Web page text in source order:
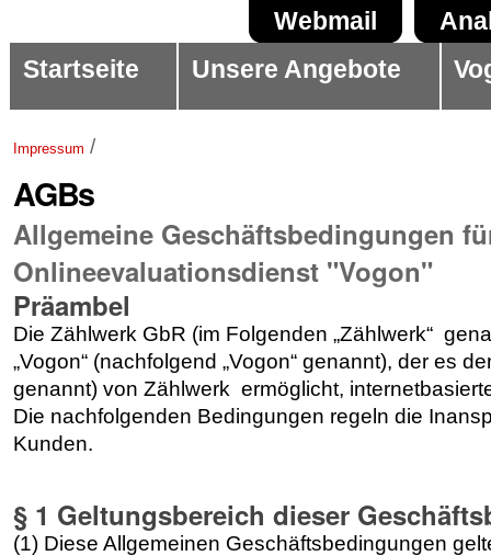
zum
Inhalt
Direkt
zur
Navigation
Benutzerspezifische
Werkzeuge
Webmail
Startseite Unsere Angebote
Impressum /
AGBs
Allgemeine Geschäftsbedingungen
Onlineevaluationsdienst "Vogon"
Präambel
Die Zählwerk GbR (im Folgenden „Zählwerk“
„Vogon“ (nachfolgend „Vogon“ genannt), der es
genannt) von Zählwerk ermöglicht,
Die nachfolgenden Bedingungen regeln die
Kunden.
§ 1 Geltungsbereich dieser
(1) Diese Allgemeinen Geschäftsbedingungen